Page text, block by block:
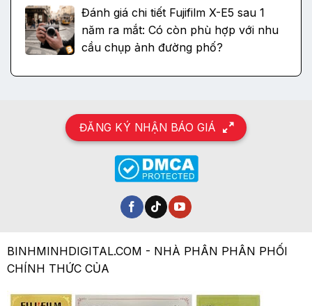
Đánh giá chi tiết Fujifilm X-E5 sau 1
năm ra mắt: Có còn phù hợp với nhu
cầu chụp ảnh đường phố?
ĐĂNG KÝ NHẬN BÁO GIÁ
BINHMINHDIGITAL.COM - NHÀ PHÂN PHÂN PHỐI
CHÍNH THỨC CỦA